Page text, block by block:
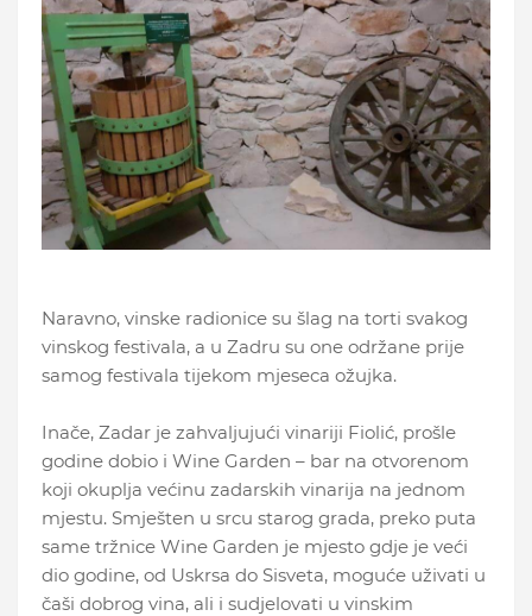
Naravno, vinske radionice su šlag na torti svakog
vinskog festivala, a u Zadru su one održane prije
samog festivala tijekom mjeseca ožujka.
Inače, Zadar je zahvaljujući vinariji Fiolić, prošle
godine dobio i Wine Garden – bar na otvorenom
koji okuplja većinu zadarskih vinarija na jednom
mjestu. Smješten u srcu starog grada, preko puta
same tržnice Wine Garden je mjesto gdje je veći
dio godine, od Uskrsa do Sisveta, moguće uživati u
čaši dobrog vina, ali i sudjelovati u vinskim